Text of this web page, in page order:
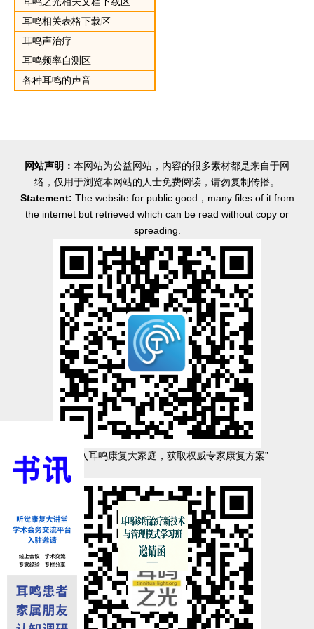
耳鸣相关表格下载区
耳鸣声治疗
耳鸣频率自测区
各种耳鸣的声音
网站声明： 本网站为公益网站，内容的很多素材都是来自于网
络，仅用于浏览本网站的人士免费阅读，请勿复制传播。
Statement: The website for public good，many files of it from
the internet but retrieved which can be read without copy or
spreading.
“扫码加入耳鸣康复大家庭，获取权威专家康复方案”